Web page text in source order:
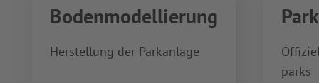
Bodenmodellierung
Herstellung der Parkanlage
parks